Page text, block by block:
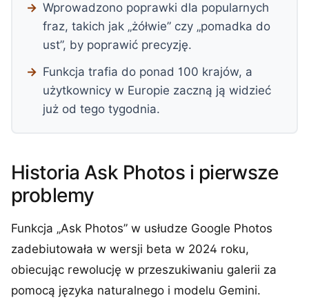
Wprowadzono poprawki dla popularnych
fraz, takich jak „żółwie” czy „pomadka do
ust”, by poprawić precyzję.
Funkcja trafia do ponad 100 krajów, a
użytkownicy w Europie zaczną ją widzieć
już od tego tygodnia.
Historia Ask Photos i pierwsze
problemy
Funkcja „Ask Photos” w usłudze Google Photos
zadebiutowała w wersji beta w 2024 roku,
obiecując rewolucję w przeszukiwaniu galerii za
pomocą języka naturalnego i modelu Gemini.